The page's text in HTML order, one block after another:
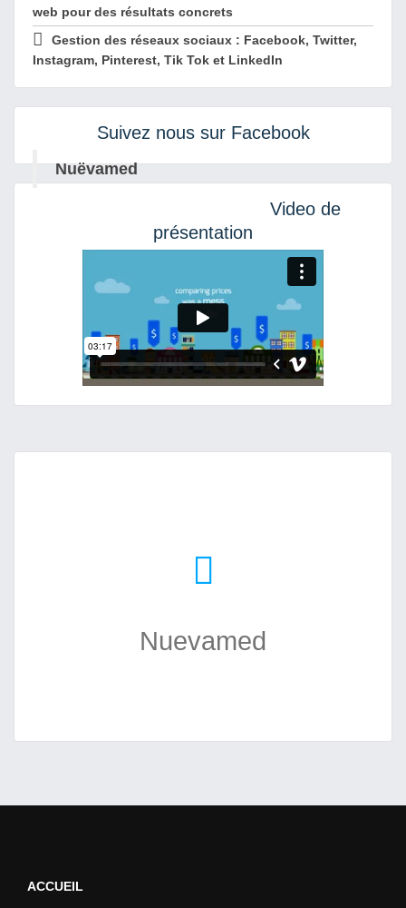
web pour des résultats concrets
Gestion des réseaux sociaux : Facebook, Twitter,
Instagram, Pinterest, Tik Tok et LinkedIn
Suivez nous sur Facebook
Nuëvamed
Video de
présentation
Nuevamed
ACCUEIL